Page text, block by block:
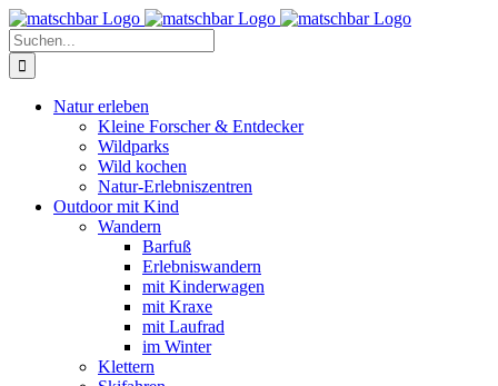
Zum
Inhalt
springen
Facebook
X
Instagram
Pinterest
Suche
nach:
Natur erleben
Kleine Forscher & Entdecker
Wildparks
Wild kochen
Natur-Erlebniszentren
Outdoor mit Kind
Wandern
Barfuß
Erlebniswandern
mit Kinderwagen
mit Kraxe
mit Laufrad
im Winter
Klettern